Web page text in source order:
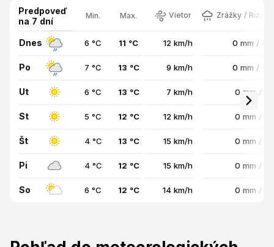
Predpoveď
na 7 dní
Min. Max. Vietor Zrážky / Riziko
Dnes 6 °C 11 °C 12 km/h 0 mm /
Po 7 °C 13 °C 9 km/h 0 mm /
Ut 6 °C 13 °C 7 km/h 0 mm /
St 5 °C 12 °C 12 km/h 0 mm /
Št 4 °C 13 °C 15 km/h 0 mm /
Pi 4 °C 12 °C 15 km/h 0 mm /
So 6 °C 12 °C 14 km/h 0 mm /